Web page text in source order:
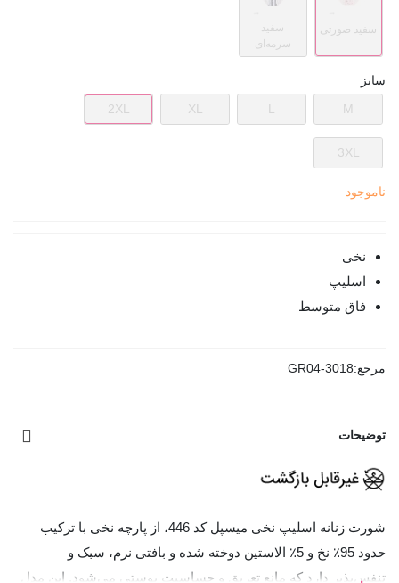
سفید صورتی
سفید
سرمه‌ای
سایز
M
L
XL
2XL
3XL
ناموجود
نخی
اسلیپ
فاق متوسط
مرجع:GR04-3018
توضیحات
شورت زنانه اسلیپ نخی میسپل کد 446، از پارچه نخی با ترکیب
حدود 95٪ نخ و 5٪ الاستین دوخته شده و بافتی نرم، سبک و
تنفس‌پذیر دارد که مانع تعریق و حساسیت پوستی می‌شود. این مدل